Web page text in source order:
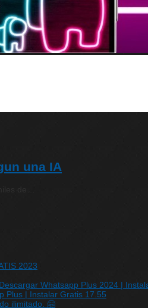
una IA
de…
2023
Whatsapp Plus 2024 |
Plus | Instalar Gratis 17.55
ilimitado. 🤗